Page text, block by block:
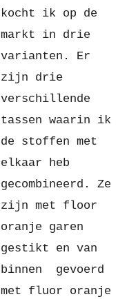
kocht ik op de
markt in drie
varianten. Er
zijn drie
verschillende
tassen waarin ik
de stoffen met
elkaar heb
gecombineerd. Ze
zijn met floor
oranje garen
gestikt en van
binnen gevoerd
met fluor oranje